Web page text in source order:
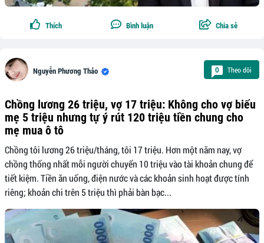
Thích Bình luận Chia sẻ
Nguyễn Phương Thảo 0 Theo dõi
Chồng lương 26 triệu, vợ 17 triệu: Không cho vợ biếu
mẹ 5 triệu nhưng tự ý rút 120 triệu tiền chung cho
mẹ mua ô tô
Chồng tôi lương 26 triệu/tháng, tôi 17 triệu. Hơn một năm nay, vợ
chồng thống nhất mỗi người chuyển 10 triệu vào tài khoản chung để
tiết kiệm. Tiền ăn uống, điện nước và các khoản sinh hoạt được tính
riêng; khoản chi trên 5 triệu thì phải bàn bạc...